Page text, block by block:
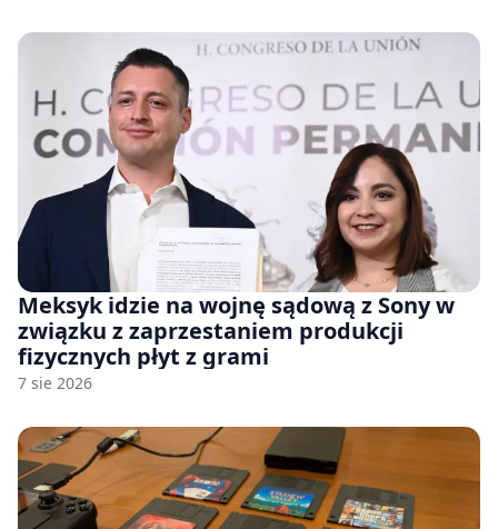
Meksyk idzie na wojnę sądową z Sony w
związku z zaprzestaniem produkcji
fizycznych płyt z grami
7 sie 2026